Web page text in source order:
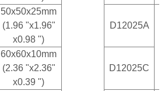
50x50x25mm
(1.96 "x1.96"
x0.98 ")
D12025A
60x60x10mm
(2.36 "x2.36"
x0.39 ")
D12025C